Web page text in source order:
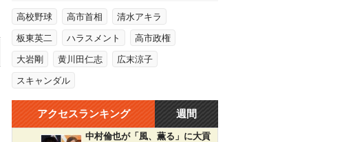
高校野球 高市首相 清水アキラ
板東英二 ハラスメント 高市政権
大岩剛 黄川田仁志 広末涼子
スキャンダル
アクセスランキング 週間
中村倫也が「風、薫る」に大貢